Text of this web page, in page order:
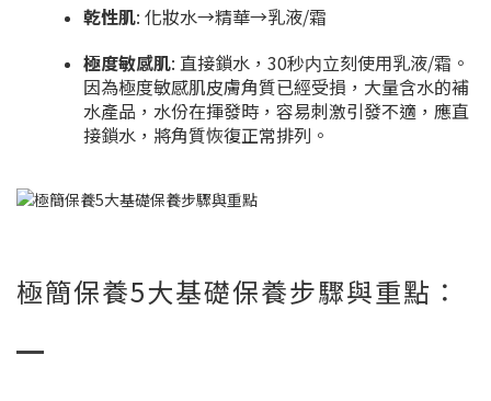
乾性肌: 化妝水→精華→乳液/霜
極度敏感肌: 直接鎖水，30秒内立刻使用乳液/霜。
因為極度敏感肌皮膚角質已經受損，大量含水的補
水產品，水份在揮發時，容易刺激引發不適，應直
接鎖水，將角質恢復正常排列。
極簡保養5大基礎保養步驟與重點：